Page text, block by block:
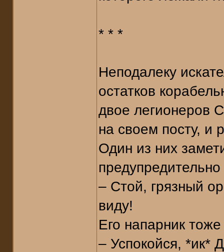
* * *
Неподалеку
остатков
двое легионеров
на своем посту, и
Один из них
– Стой, грязный
виду!
Его напарник
– Успокойся, *ик*